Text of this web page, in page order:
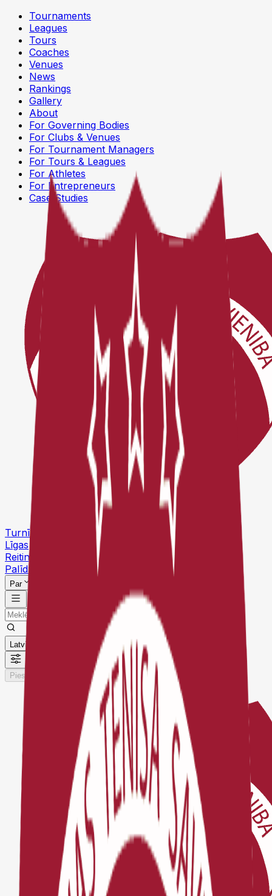
Tournaments
Leagues
Tours
Coaches
Venues
News
Rankings
Gallery
About
For Governing Bodies
For Clubs & Venues
For Tournament Managers
For Tours & Leagues
For Athletes
For Entrepreneurs
Case Studies
Turnīri
Līgas
Reitingi
Palīdzības centrs
Par
Latviešu
Pieslēgties Reģistrēties